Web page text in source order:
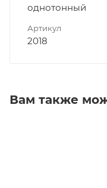
однотонный
Артикул
2018
Вам также